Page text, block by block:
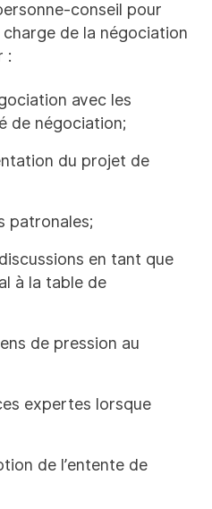
conseil pour
de la négociation
:
avec les
de négociation;
du projet de
patronales;
en tant que
à la table de
de pression au
expertes lorsque
de l’entente de